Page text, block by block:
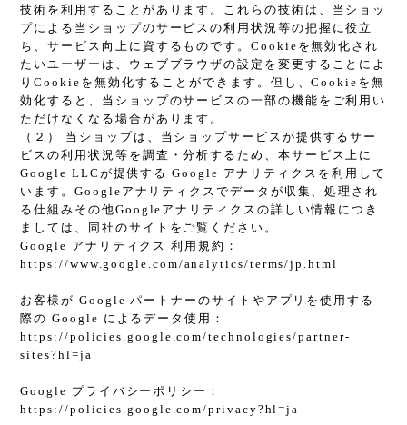
技術を利用することがあります。これらの技術は、当ショッ
プによる当ショップのサービスの利用状況等の把握に役立
ち、サービス向上に資するものです。Cookieを無効化され
たいユーザーは、ウェブブラウザの設定を変更することによ
りCookieを無効化することができます。但し、Cookieを無
効化すると、当ショップのサービスの一部の機能をご利用い
ただけなくなる場合があります。
（２） 当ショップは、当ショップサービスが提供するサー
ビスの利用状況等を調査・分析するため、本サービス上に
Google LLCが提供する Google アナリティクスを利用して
います。Googleアナリティクスでデータが収集、処理され
る仕組みその他Googleアナリティクスの詳しい情報につき
ましては、同社のサイトをご覧ください。
Google アナリティクス 利用規約：
https://www.google.com/analytics/terms/jp.html
お客様が Google パートナーのサイトやアプリを使用する
際の Google によるデータ使用：
https://policies.google.com/technologies/partner-
sites?hl=ja
Google プライバシーポリシー：
https://policies.google.com/privacy?hl=ja